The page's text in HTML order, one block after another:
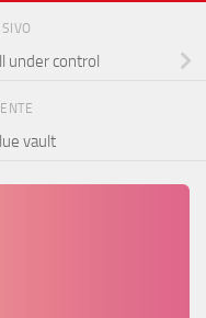
under control
vault